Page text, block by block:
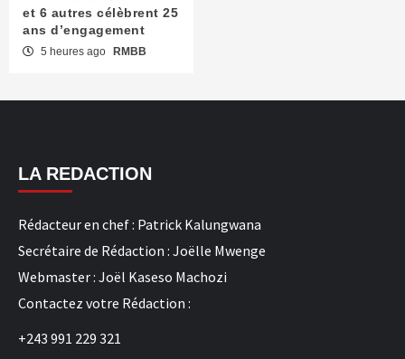
et 6 autres célèbrent 25
ans d’engagement
5 heures ago RMBB
LA REDACTION
Rédacteur en chef : Patrick Kalungwana
Secrétaire de Rédaction : Joëlle Mwenge
Webmaster : Joël Kaseso Machozi
Contactez votre Rédaction :
+243 991 229 321